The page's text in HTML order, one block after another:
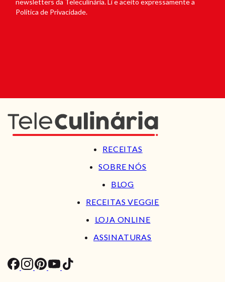
newsletters da Teleculinária. Li e aceito expressamente a
Política de Privacidade.
RECEITAS
SOBRE NÓS
BLOG
RECEITAS VEGGIE
LOJA ONLINE
ASSINATURAS